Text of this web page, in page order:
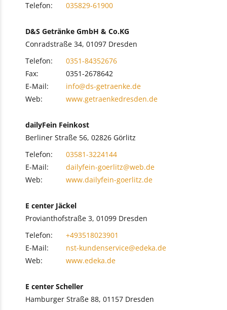
Telefon:
035829-61900
D&S Getränke GmbH & Co.KG
Conradstraße 34, 01097 Dresden
Telefon:
0351-84352676
Fax:
0351-2678642
E-Mail:
info@ds-getraenke.de
Web:
www.getraenkedresden.de
dailyFein Feinkost
Berliner Straße 56, 02826 Görlitz
Telefon:
03581-3224144
E-Mail:
dailyfein-goerlitz@web.de
Web:
www.dailyfein-goerlitz.de
E center Jäckel
Provianthofstraße 3, 01099 Dresden
Telefon:
+493518023901
E-Mail:
nst-kundenservice@edeka.de
Web:
www.edeka.de
E center Scheller
Hamburger Straße 88, 01157 Dresden